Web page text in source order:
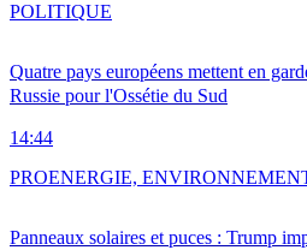
Quatre pays européens mettent en
Russie pour l'Ossétie du Sud
14:44
POLITIQUE
Panneaux solaires et puces : Trump
PROENERGIE,